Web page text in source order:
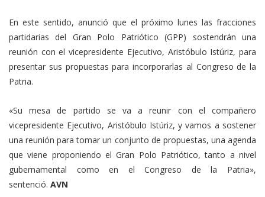
En este sentido, anunció que el próximo lunes las fracciones
partidarias del Gran Polo Patriótico (GPP) sostendrán una
reunión con el vicepresidente Ejecutivo, Aristóbulo Istúriz, para
presentar sus propuestas para incorporarlas al Congreso de la
Patria.
«Su mesa de partido se va a reunir con el compañero
vicepresidente Ejecutivo, Aristóbulo Istúriz, y vamos a sostener
una reunión para tomar un conjunto de propuestas, una agenda
que viene proponiendo el Gran Polo Patriótico, tanto a nivel
gubernamental como en el Congreso de la Patria»,
sentenció. AVN